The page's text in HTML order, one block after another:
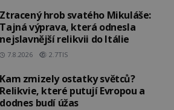
Ztracený hrob svatého Mikuláše:
Tajná výprava, která odnesla
nejslavnější relikvii do Itálie
7.8.2026 2.7TIS
Kam zmizely ostatky světců?
Relikvie, které putují Evropou a
dodnes budí úžas